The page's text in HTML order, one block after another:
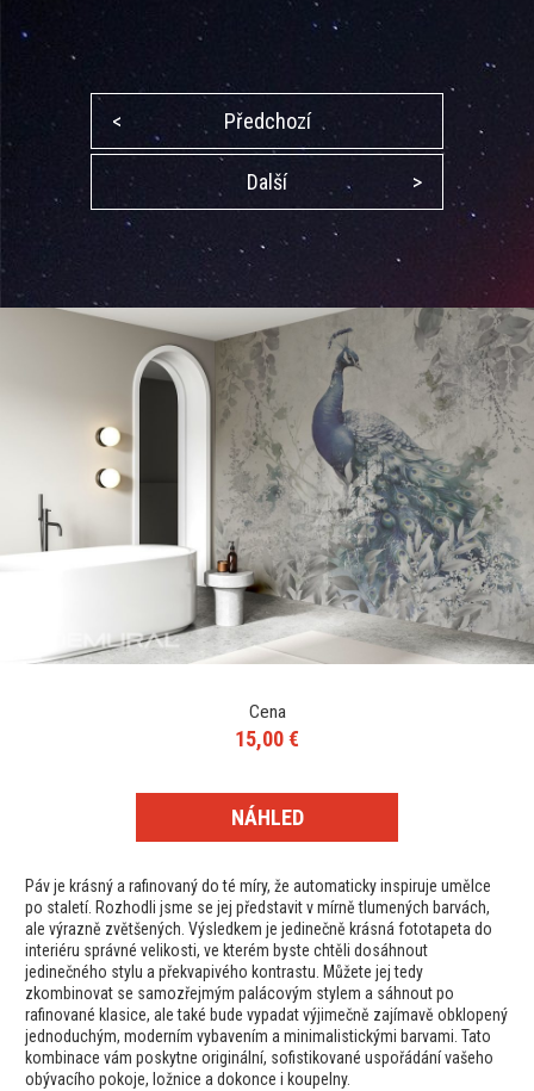
< Předchozí
Další >
Cena
15,00 €
NÁHLED
Páv je krásný a rafinovaný do té míry, že automaticky inspiruje umělce
po staletí. Rozhodli jsme se jej představit v mírně tlumených barvách,
ale výrazně zvětšených. Výsledkem je jedinečně krásná fototapeta do
interiéru správné velikosti, ve kterém byste chtěli dosáhnout
jedinečného stylu a překvapivého kontrastu. Můžete jej tedy
zkombinovat se samozřejmým palácovým stylem a sáhnout po
rafinované klasice, ale také bude vypadat výjimečně zajímavě obklopený
jednoduchým, moderním vybavením a minimalistickými barvami. Tato
kombinace vám poskytne originální, sofistikované uspořádání vašeho
obývacího pokoje, ložnice a dokonce i koupelny.